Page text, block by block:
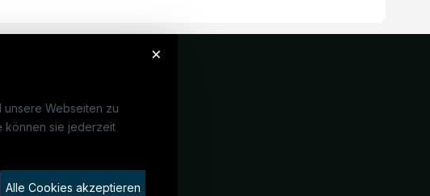
×
unsere Webseiten zu
können sie jederzeit
Alle Cookies akzeptieren
Kandidaten finden